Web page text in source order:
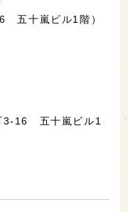
五十嵐ビル1階）
3-16 五十嵐ビル1